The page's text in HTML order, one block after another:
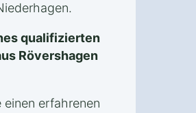
qualifizierten
Rövershagen
einen erfahrenen